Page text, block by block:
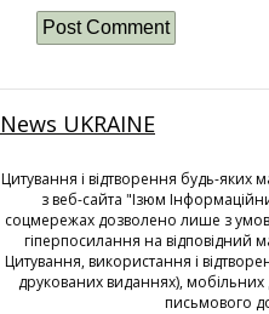
News UKRAINE
Цитування і відтворення будь-яких
з веб-сайта "Ізюм
соцмережах дозволено лише з
гіперпосилання на відповідний
Цитування, використання і
друкованих виданнях), мобільних
письмового